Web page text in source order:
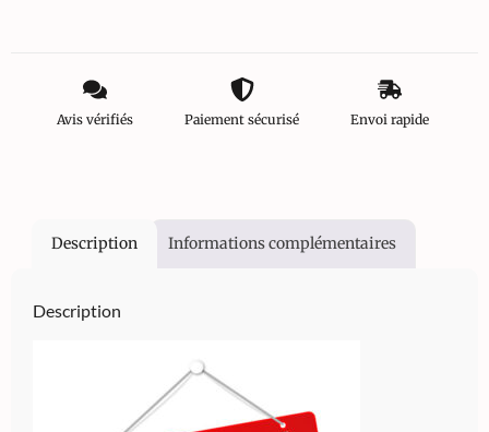
Avis vérifiés Paiement sécurisé Envoi rapide
Description Informations complémentaires
Description